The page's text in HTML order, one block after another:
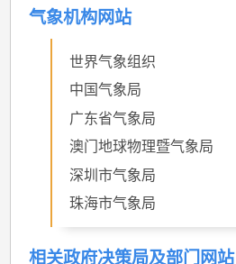
气象机构网站
世界气象组织
中国气象局
广东省气象局
澳门地球物理暨气象局
深圳市气象局
珠海市气象局
相关政府决策局及部门网站